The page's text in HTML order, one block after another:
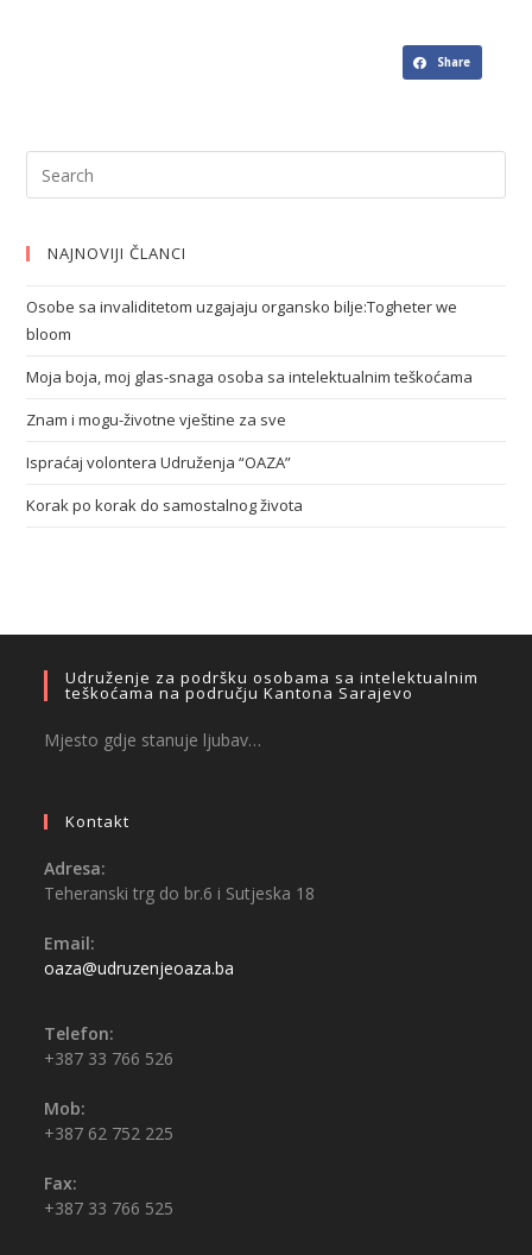
Share
NAJNOVIJI ČLANCI
Osobe sa invaliditetom uzgajaju organsko bilje:Togheter we
bloom
Moja boja, moj glas-snaga osoba sa intelektualnim teškoćama
Znam i mogu-životne vještine za sve
Ispraćaj volontera Udruženja “OAZA”
Korak po korak do samostalnog života
Udruženje za podršku osobama sa intelektualnim
teškoćama na području Kantona Sarajevo
Mjesto gdje stanuje ljubav…
Kontakt
Adresa:
Teheranski trg do br.6 i Sutjeska 18
Email:
oaza@udruzenjeoaza.ba
Telefon:
+387 33 766 526
Mob:
+387 62 752 225
Fax:
+387 33 766 525